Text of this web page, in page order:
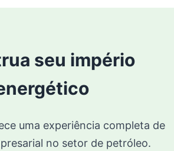
seu império
uma experiência completa de
no setor de petróleo.